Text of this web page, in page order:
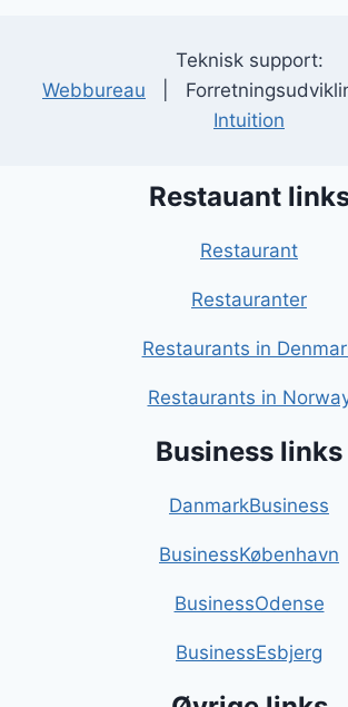
Teknisk support:
Webbureau |
Intuition
Restauant
Restaurant
Restauranter
Restaurants in
Restaurants in
Business links
DanmarkBusiness
BusinessKøbenhavn
BusinessOdense
BusinessEsbjerg